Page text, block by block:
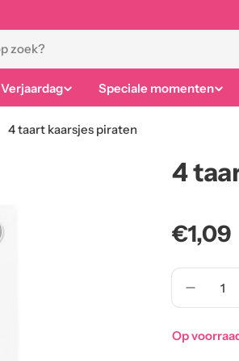
Verjaardag Speciale momenten
4 taart kaarsjes piraten
4
prijs
€1,09
Aantal
Op